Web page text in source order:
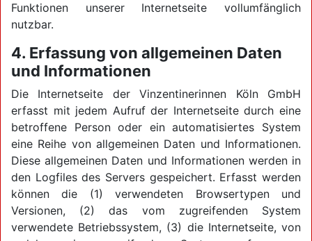
Funktionen unserer Internetseite vollumfänglich
nutzbar.
4. Erfassung von allgemeinen Daten
und Informationen
Die Internetseite der Vinzentinerinnen Köln GmbH
erfasst mit jedem Aufruf der Internetseite durch eine
betroffene Person oder ein automatisiertes System
eine Reihe von allgemeinen Daten und Informationen.
Diese allgemeinen Daten und Informationen werden in
den Logfiles des Servers gespeichert. Erfasst werden
können die (1) verwendeten Browsertypen und
Versionen, (2) das vom zugreifenden System
verwendete Betriebssystem, (3) die Internetseite, von